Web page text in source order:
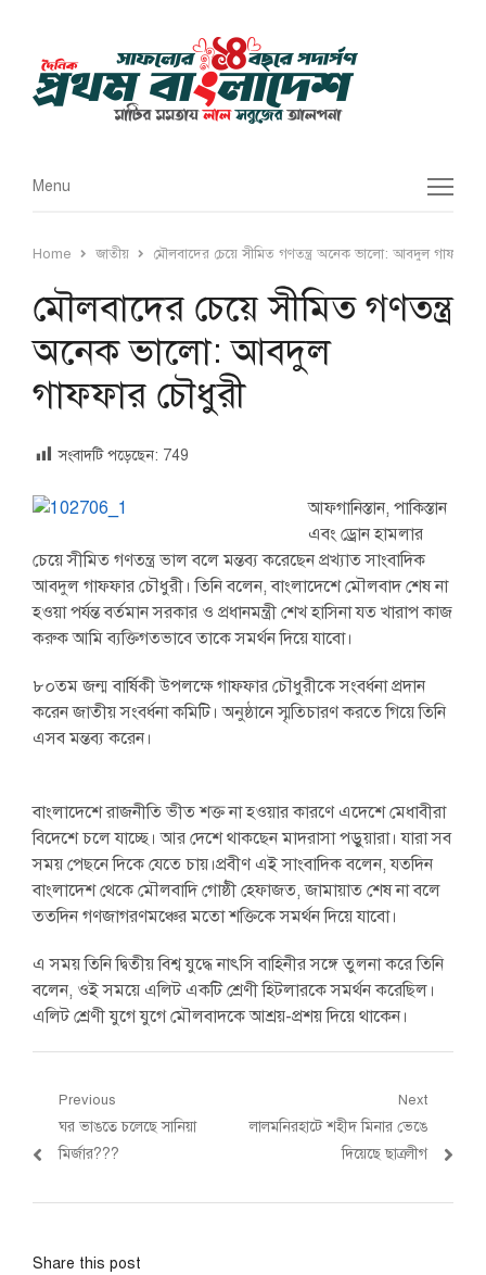
Menu
Menu
Home জাতীয় মৌলবাদের চেয়ে সীমিত গণতন্ত্র অনেক ভালো: আবদুল গাফফার
মৌলবাদের চেয়ে সীমিত গণতন্ত্র
অনেক ভালো: আবদুল
গাফফার চৌধুরী
সংবাদটি পড়েছেন: 749
আফগানিস্তান, পাকিস্তান
এবং ড্রোন হামলার
চেয়ে সীমিত গণতন্ত্র ভাল বলে মন্তব্য করেছেন প্রখ্যাত সাংবাদিক
আবদুল গাফফার চৌধুরী। তিনি বলেন, বাংলাদেশে মৌলবাদ শেষ না
হওয়া পর্যন্ত বর্তমান সরকার ও প্রধানমন্ত্রী শেখ হাসিনা যত খারাপ কাজ
করুক আমি ব্যক্তিগতভাবে তাকে সমর্থন দিয়ে যাবো।
৮০তম জন্ম বার্ষিকী উপলক্ষে গাফফার চৌধুরীকে সংবর্ধনা প্রদান
করেন জাতীয় সংবর্ধনা কমিটি। অনুষ্ঠানে স্মৃতিচারণ করতে গিয়ে তিনি
এসব মন্তব্য করেন।
বাংলাদেশে রাজনীতি ভীত শক্ত না হওয়ার কারণে এদেশে মেধাবীরা
বিদেশে চলে যাচ্ছে। আর দেশে থাকছেন মাদরাসা পড়ুয়ারা। যারা সব
সময় পেছনে দিকে যেতে চায়।প্রবীণ এই সাংবাদিক বলেন, যতদিন
বাংলাদেশ থেকে মৌলবাদি গোষ্ঠী হেফাজত, জামায়াত শেষ না বলে
ততদিন গণজাগরণমঞ্চের মতো শক্তিকে সমর্থন দিয়ে যাবো।
এ সময় তিনি দ্বিতীয় বিশ্ব যুদ্ধে নাৎসি বাহিনীর সঙ্গে তুলনা করে তিনি
বলেন, ওই সময়ে এলিট একটি শ্রেণী হিটলারকে সমর্থন করেছিল।
এলিট শ্রেণী যুগে যুগে মৌলবাদকে আশ্রয়-প্রশয় দিয়ে থাকেন।
Post
navigation
Previous
Previous
post:
ঘর ভাঙতে চলেছে সানিয়া
মির্জার???
Next
Next
লালমনিরহাটে শহীদ মিনার ভেঙে
দিয়েছে ছাত্রলীগ
Share this post